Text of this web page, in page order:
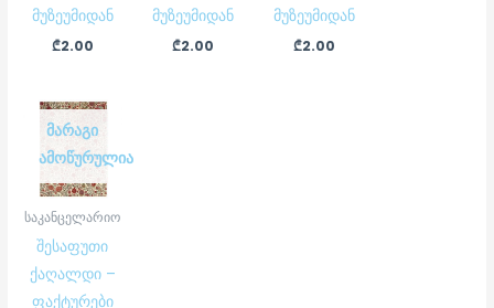
მუზეუმიდან
₾2.00
მუზეუმიდან
₾2.00
მუზეუმიდან
₾2.00
ᲛᲐᲠᲐᲒᲘ
ᲐᲛᲝᲬᲣᲠᲣᲚᲘᲐ
საკანცელარიო
შესაფუთი
ქაღალდი –
ფაქტურები